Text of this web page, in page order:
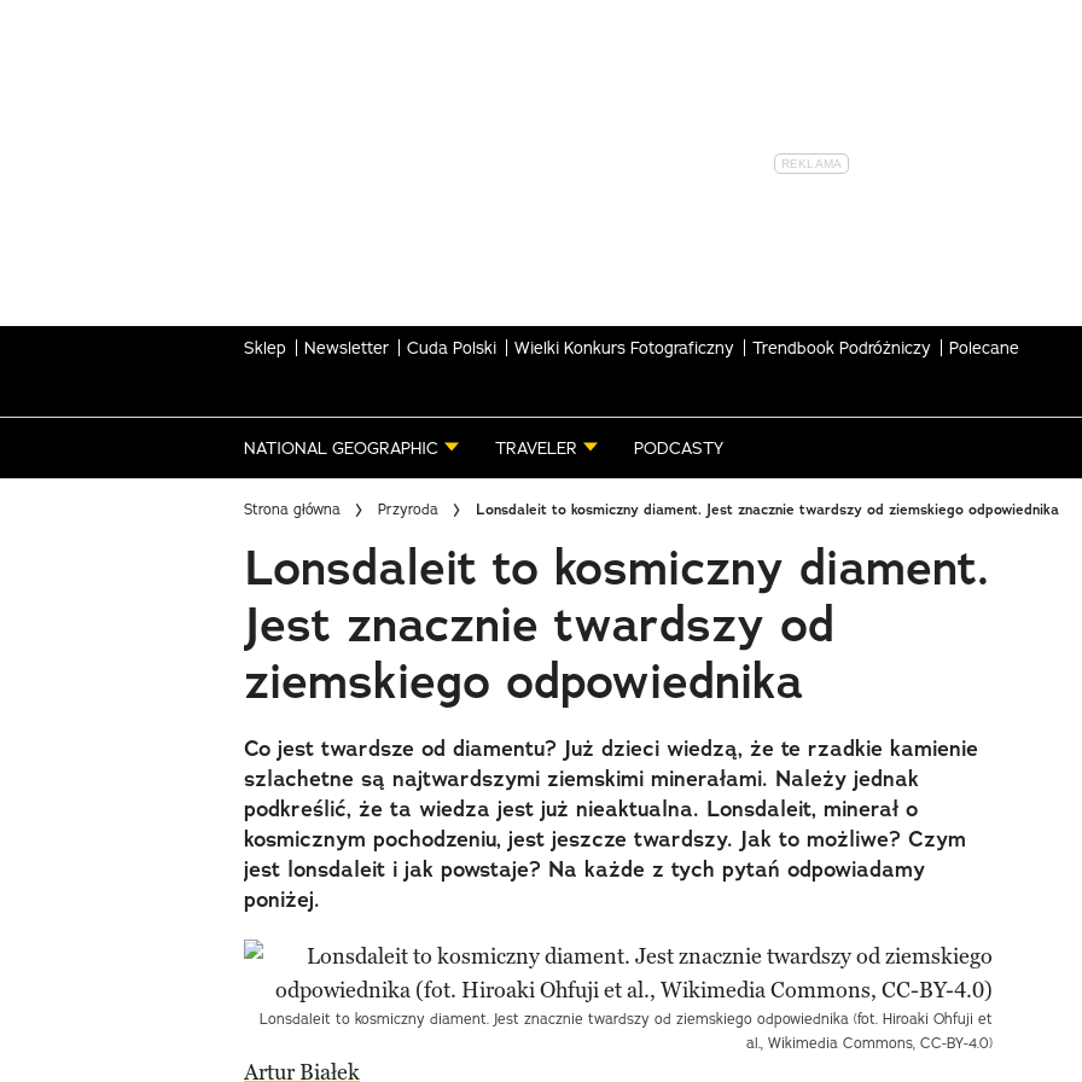
Sklep Newsletter Cuda Polski Wielki Konkurs Fotograficzny Trendbook Podróżniczy Polecane
NATIONAL GEOGRAPHIC TRAVELER PODCASTY
Strona główna Przyroda Lonsdaleit to kosmiczny diament. Jest znacznie twardszy od ziemskiego odpowiednika
Lonsdaleit to kosmiczny diament.
Jest znacznie twardszy od
ziemskiego odpowiednika
Co jest twardsze od diamentu? Już dzieci wiedzą, że te rzadkie kamienie
szlachetne są najtwardszymi ziemskimi minerałami. Należy jednak
podkreślić, że ta wiedza jest już nieaktualna. Lonsdaleit, minerał o
kosmicznym pochodzeniu, jest jeszcze twardszy. Jak to możliwe? Czym
jest lonsdaleit i jak powstaje? Na każde z tych pytań odpowiadamy
poniżej.
Lonsdaleit to kosmiczny diament. Jest znacznie twardszy od ziemskiego odpowiednika (fot. Hiroaki Ohfuji et
al., Wikimedia Commons, CC-BY-4.0)
Artur Białek